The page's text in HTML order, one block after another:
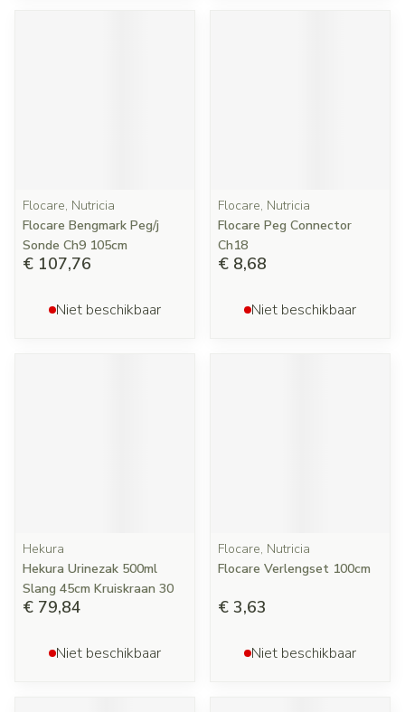
Flocare, Nutricia
Flocare Bengmark Peg/j
Sonde Ch9 105cm
€ 107,76
Niet beschikbaar
Flocare, Nutricia
Flocare Peg Connector
Ch18
€ 8,68
Niet beschikbaar
Hekura
Hekura Urinezak 500ml
Slang 45cm Kruiskraan 30
€ 79,84
Niet beschikbaar
Flocare, Nutricia
Flocare Verlengset 100cm
€ 3,63
Niet beschikbaar